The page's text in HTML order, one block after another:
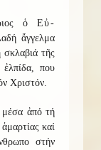
ὁ Εὐ-
ἄγγελμα
σκλαβιά τῆς
που
Χριστόν.
μέσα ἀπό τή
καί
στήν